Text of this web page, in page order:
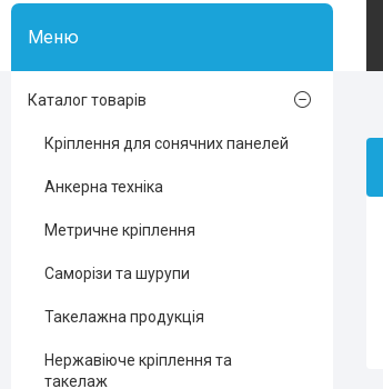
Каталог товарів
Кріплення для сонячних панелей
Анкерна техніка
Метричне кріплення
Саморізи та шурупи
Такелажна продукція
Нержавіюче кріплення та
такелаж